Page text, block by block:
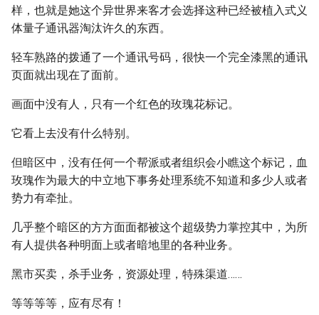
样，也就是她这个异世界来客才会选择这种已经被植入式义
体量子通讯器淘汰许久的东西。
轻车熟路的拨通了一个通讯号码，很快一个完全漆黑的通讯
页面就出现在了面前。
画面中没有人，只有一个红色的玫瑰花标记。
它看上去没有什么特别。
但暗区中，没有任何一个帮派或者组织会小瞧这个标记，血
玫瑰作为最大的中立地下事务处理系统不知道和多少人或者
势力有牵扯。
几乎整个暗区的方方面面都被这个超级势力掌控其中，为所
有人提供各种明面上或者暗地里的各种业务。
黑市买卖，杀手业务，资源处理，特殊渠道……
等等等等，应有尽有！